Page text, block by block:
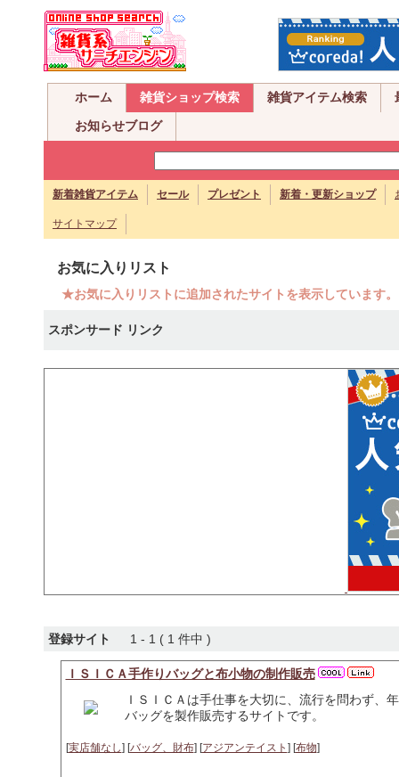
ホーム 雑貨ショップ検索 雑貨アイテム検索
お知らせブログ
新着雑貨アイテム セール プレゼント 新着・更新ショップ
サイトマップ
お気に入りリスト
★お気に入りリストに追加されたサイトを表示しています
スポンサード リンク
登録サイト 1 - 1 ( 1 件中 )
ＩＳＩＣＡ手作りバッグと布小物の制作販売
ＩＳＩＣＡは手仕事を大切に、流行を問わず、
バッグを製作販売するサイトです。
[実店舗なし] [バッグ、財布] [アジアンテイスト ] [布物]